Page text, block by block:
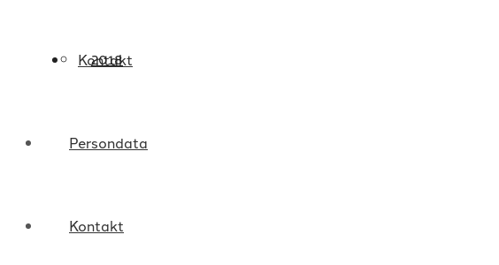
Kontakt
2018
Persondata
Kontakt